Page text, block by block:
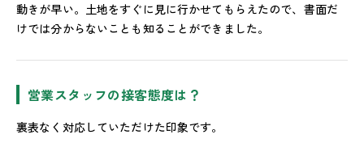
動きが早い。土地をすぐに見に行かせてもらえたので、書面だ
けでは分からないことも知ることができました。
営業スタッフの接客態度は？
裏表なく対応していただけた印象です。